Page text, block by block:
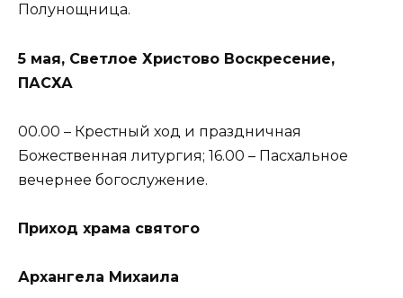
Полунощница.
5 мая, Светлое Христово Воскресение,
ПАСХА
00.00 – Крестный ход и праздничная
Божественная литургия; 16.00 – Пасхальное
вечернее богослужение.
Приход храма святого
Архангела Михаила